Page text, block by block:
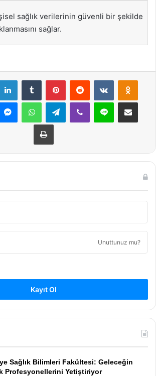
sağlık verilerinin güvenli bir şekilde
sağlar.
LinkedInTumblr PinterestReddit VKontakte
MessengerWhatsAppTelegramViber Line E-Posta ile
Yazdır
Unuttunuz mu?
Kayıt Ol
Sağlık Bilimleri Fakültesi: Geleceğin
Profesyonellerini Yetiştiriyor